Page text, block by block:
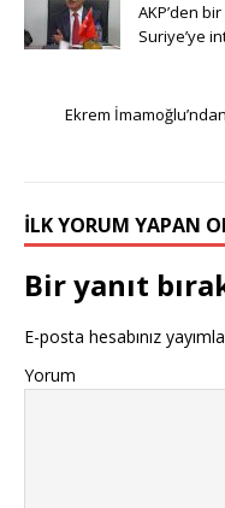
AKP’den
Suriye’ye
Ekrem
İLK YORUM YAPAN
Bir yanıt
E-posta hesabınız
Yorum